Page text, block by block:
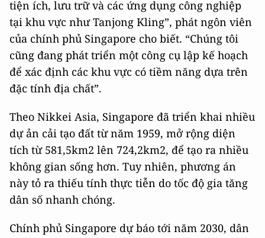
tiện ích, lưu trữ và các ứng dụng công nghiệp
tại khu vực như Tanjong Kling”, phát ngôn viên
của chính phủ Singapore cho biết. “Chúng tôi
cũng đang phát triển một công cụ lập kế hoạch
để xác định các khu vực có tiềm năng dựa trên
đặc tính địa chất”.
Theo Nikkei Asia, Singapore đã triển khai nhiều
dự ản cải tạo đất từ năm 1959, mở rộng diện
tích từ 581,5km2 lên 724,2km2, để tạo ra nhiều
không gian sống hơn. Tuy nhiên, phương án
này tỏ ra thiếu tính thực tiễn do tốc độ gia tăng
dân số nhanh chóng.
Chính phủ Singapore dự báo tới năm 2030, dân